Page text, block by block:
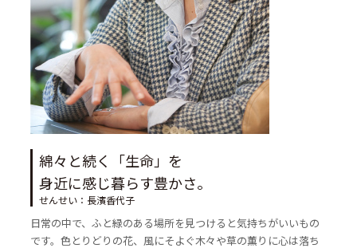
綿々と続く「生命」を
身近に感じ暮らす豊かさ。
せんせい：長濱香代子
日常の中で、ふと緑のある場所を見つけると気持ちがいいもの
です。色とりどりの花、風にそよぐ木々や草の薫りに心は落ち